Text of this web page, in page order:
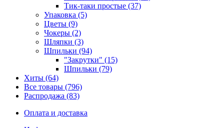
Тик-таки простые (37)
Упаковка (5)
Цветы (9)
Чокеры (2)
Шляпки (3)
Шпильки (94)
"Закрутки" (15)
Шпильки (79)
Хиты (64)
Все товары (796)
Распродажа (83)
Оплата и доставка